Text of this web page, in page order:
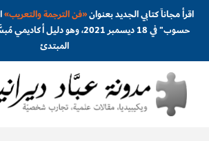
اقرأ مجاناً كتابي الجديد بعنوان«فن الترجمة والتعريب»
حسوب" في 18 ديسمبر 2021، وهو
المبتدئ